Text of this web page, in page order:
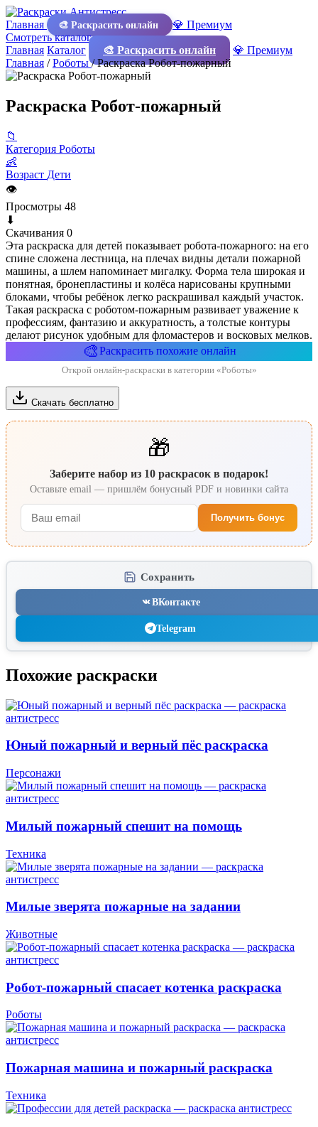
Главная 🎨 Раскрасить онлайн
💎 Премиум
Смотреть каталог
Главная Каталог 🎨 Раскрасить онлайн
💎 Премиум
Главная /Роботы/Раскраска Робот-пожарный
Раскраска Робот-пожарный
📁
Категория Роботы
👶
Возраст Дети
👁
Просмотры 48
⬇
Скачивания 0
Эта раскраска для детей показывает робота-пожарного: на его
спине сложена лестница, на плечах видны детали пожарной
машины, а шлем напоминает мигалку. Форма тела широкая и
понятная, бронепластины и колёса нарисованы крупными
блоками, чтобы ребёнок легко раскрашивал каждый участок.
Такая раскраска с роботом-пожарным развивает уважение к
профессиям, фантазию и аккуратность, а толстые контуры
делают рисунок удобным для фломастеров и восковых мелков.
🎨Раскрасить похожие онлайн
Открой онлайн-раскраски в категории «Роботы»
Скачать бесплатно
🎁
Заберите набор из 10 раскрасок в подарок!
Оставьте email — пришлём бонусный PDF и новинки сайта
Получить бонус
Сохранить
ВКонтакте
Telegram
Похожие раскраски
Юный пожарный и верный пёс раскраска
Персонажи
Милый пожарный спешит на помощь
Техника
Милые зверята пожарные на задании
Животные
Робот-пожарный спасает котенка раскраска
Роботы
Пожарная машина и пожарный раскраска
Техника